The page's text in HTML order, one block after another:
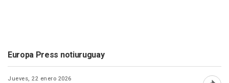
Europa Press notiuruguay
Jueves, 22 enero 2026